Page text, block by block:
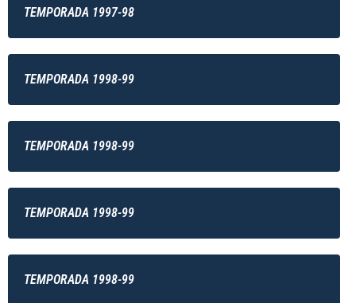
TEMPORADA 1997-98
TEMPORADA 1998-99
TEMPORADA 1998-99
TEMPORADA 1998-99
TEMPORADA 1998-99